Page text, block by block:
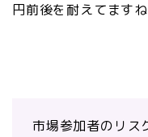
円前後を耐えてますね
市場参加者のリス